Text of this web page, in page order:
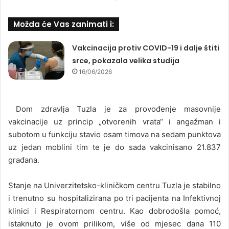
Možda će Vas zanimati i:
Vakcinacija protiv COVID-19 i dalje štiti
srce, pokazala velika studija
16/06/2026
Dom zdravlja Tuzla je za provođenje masovnije
vakcinacije uz princip „otvorenih vrata“ i angažman i
subotom u funkciju stavio osam timova na sedam punktova
uz jedan moblini tim te je do sada vakcinisano 21.837
građana.
Stanje na Univerzitetsko-kliničkom centru Tuzla je stabilno
i trenutno su hospitalizirana po tri pacijenta na Infektivnoj
klinici i Respiratornom centru. Kao dobrodošla pomoć,
istaknuto je ovom prilikom, više od mjesec dana 110